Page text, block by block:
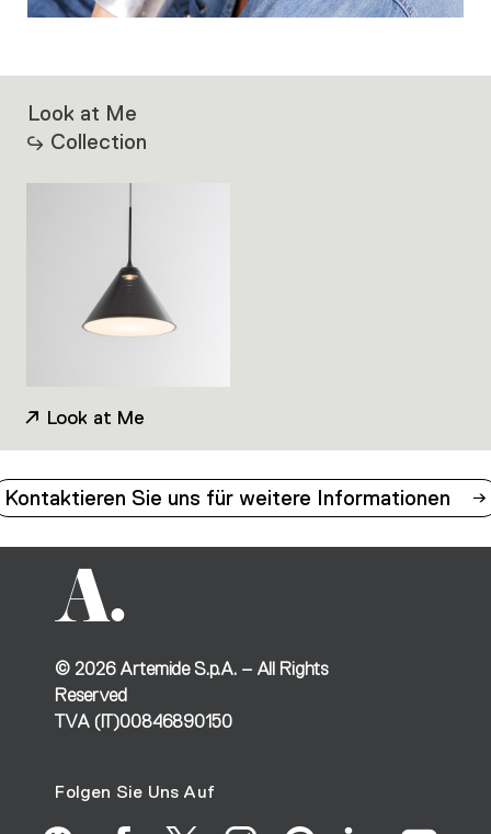
Look at Me
Collection
Look at Me
Kontaktieren Sie uns für weitere Informationen
© 2026Artemide S.p.A. – All Rights
Reserved
TVA (IT)00846890150
Folgen Sie Uns Auf